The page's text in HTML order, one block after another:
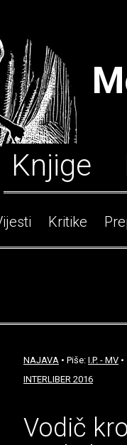
Knjige
Kritike
NAJAVA • Piše: I.P. - MV
INTERLIBER 2016
Vodič